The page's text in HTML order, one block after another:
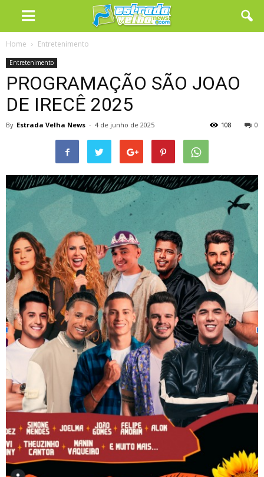
Home Entretenimento
Entretenimento
PROGRAMAÇÃO SÃO JOAO
DE IRECÊ 2025
By Estrada Velha News - 4 de junho de 2025 0
108